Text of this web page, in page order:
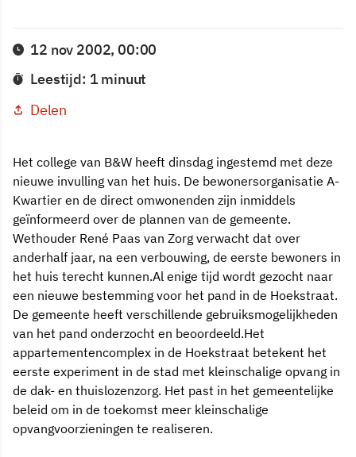
12 nov 2002, 00:00
Leestijd: 1 minuut
Delen
Het college van B&W heeft dinsdag ingestemd met deze
nieuwe invulling van het huis. De bewonersorganisatie A-
Kwartier en de direct omwonenden zijn inmiddels
geïnformeerd over de plannen van de gemeente.
Wethouder René Paas van Zorg verwacht dat over
anderhalf jaar, na een verbouwing, de eerste bewoners in
het huis terecht kunnen.Al enige tijd wordt gezocht naar
een nieuwe bestemming voor het pand in de Hoekstraat.
De gemeente heeft verschillende gebruiksmogelijkheden
van het pand onderzocht en beoordeeld.Het
appartementencomplex in de Hoekstraat betekent het
eerste experiment in de stad met kleinschalige opvang in
de dak- en thuislozenzorg. Het past in het gemeentelijke
beleid om in de toekomst meer kleinschalige
opvangvoorzieningen te realiseren.